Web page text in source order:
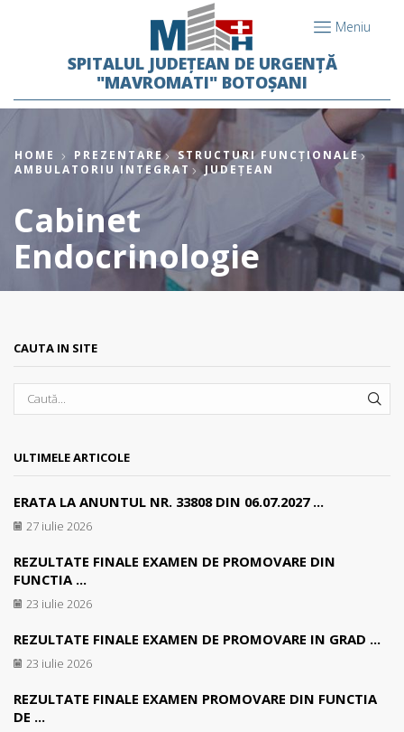
Meniu
SPITALUL JUDEȚEAN DE URGENȚĂ
"MAVROMATI" BOTOȘANI
HOME PREZENTARE
STRUCTURI FUNCȚIONALE
AMBULATORIU INTEGRAT
JUDEȚEAN
Cabinet
Endocrinologie
CAUTA IN SITE
ULTIMELE ARTICOLE
ERATA LA ANUNTUL NR. 33808 DIN 06.07.2027 ...
27 iulie 2026
REZULTATE FINALE EXAMEN DE PROMOVARE DIN
FUNCTIA ...
23 iulie 2026
REZULTATE FINALE EXAMEN DE PROMOVARE IN GRAD ...
23 iulie 2026
REZULTATE FINALE EXAMEN PROMOVARE DIN FUNCTIA
DE ...